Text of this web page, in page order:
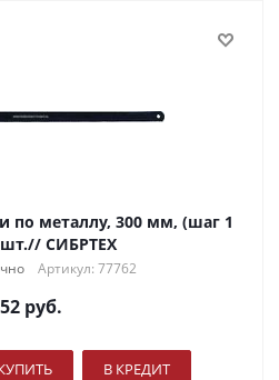
по металлу, 300 мм, (шаг 1
СИБРТЕХ
Артикул: 77762
52 руб.
В КРЕДИТ